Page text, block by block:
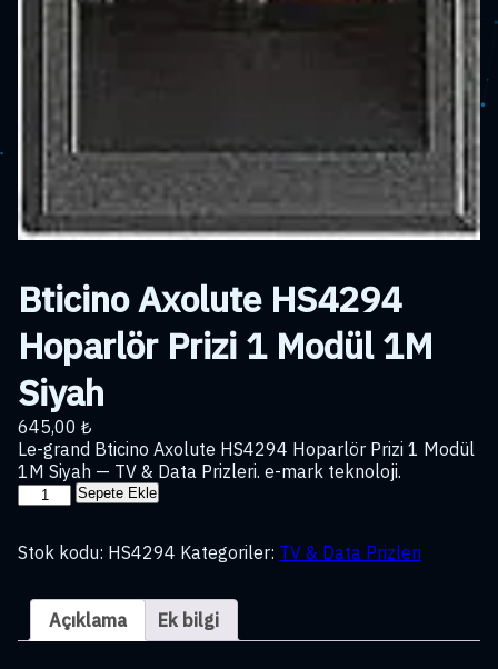
Bticino Axolute HS4294
Hoparlör Prizi 1 Modül 1M
Siyah
645,00 ₺
Le-grand Bticino Axolute HS4294 Hoparlör Prizi 1 Modül
1M Siyah — TV & Data Prizleri. e-mark teknoloji.
Bticino
Hoparlör
Modül
1M
Sepete Ekle
Stok kodu: HS4294 Kategoriler: TV & Data Prizleri
Açıklama Ek bilgi